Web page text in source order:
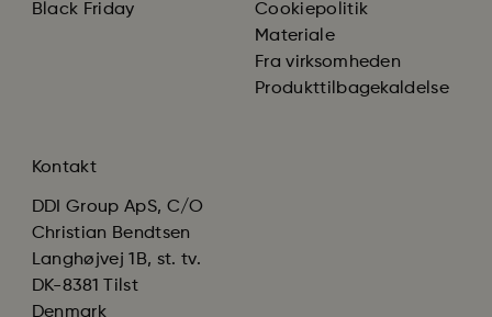
Black Friday
Cookiepolitik
Materiale
Fra virksomheden
Produkttilbagekaldelse
Kontakt
DDI Group ApS, C/O
Christian Bendtsen
Langhøjvej 1B, st. tv.
DK-8381 Tilst
Denmark